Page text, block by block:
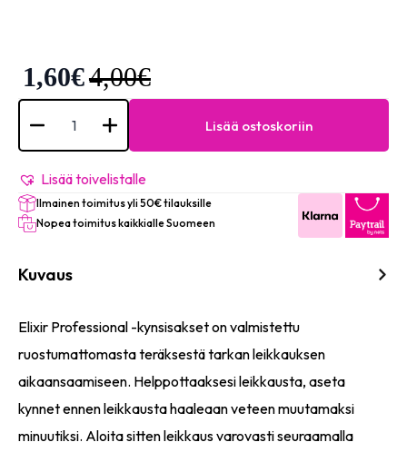
4,00€
1,60€
Elixir
Professional
Scissors
#
538
määrä
Lisää ostoskoriin
Lisää toivelistalle
Ilmainen toimitus yli 50€ tilauksille
Nopea toimitus kaikkialle Suomeen
Kuvaus
Elixir Professional -kynsisakset on valmistettu
ruostumattomasta teräksestä tarkan leikkauksen
aikaansaamiseen. Helppottaaksesi leikkausta, aseta
kynnet ennen leikkausta haaleaan veteen muutamaksi
minuutiksi. Aloita sitten leikkaus varovasti seuraamalla